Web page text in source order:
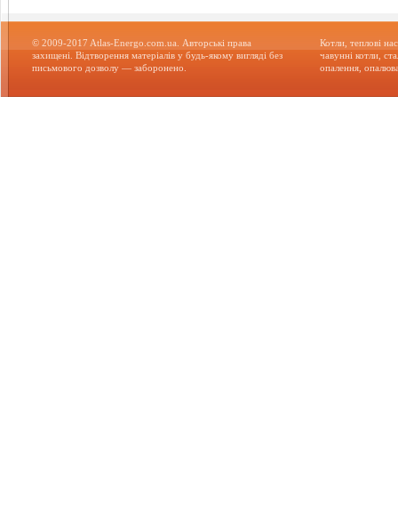
© 2009-2017 Atlas-Energo.com.ua. Авторські права
захищені. Відтворення матеріалів у будь-якому вигляді без
письмового дозволу — заборонено.
Котли, теплові
чавунні котли,
опалення,